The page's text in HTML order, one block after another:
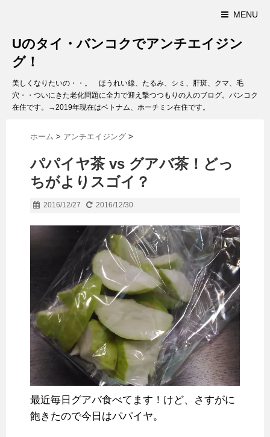
MENU
Uのタイ・バンコクでアンチエイジン
グ！
美しくなりたいの・・。 ほうれい線、たるみ、シミ、肝斑、クマ、毛
穴・・ついにきた老化問題に全力で迎え撃つつもりの人のブログ。バンコク
在住です。→2019年現在はベトナム、ホーチミン在住です。
ホーム > アンチエイジング >
パパイヤ茶 vs グアバ茶！どっ
ちがよりスゴイ？
2016/12/27 2016/12/30
最近毎日グアバ食べてます！けど、さすがに
飽きたので今日はパパイヤ。